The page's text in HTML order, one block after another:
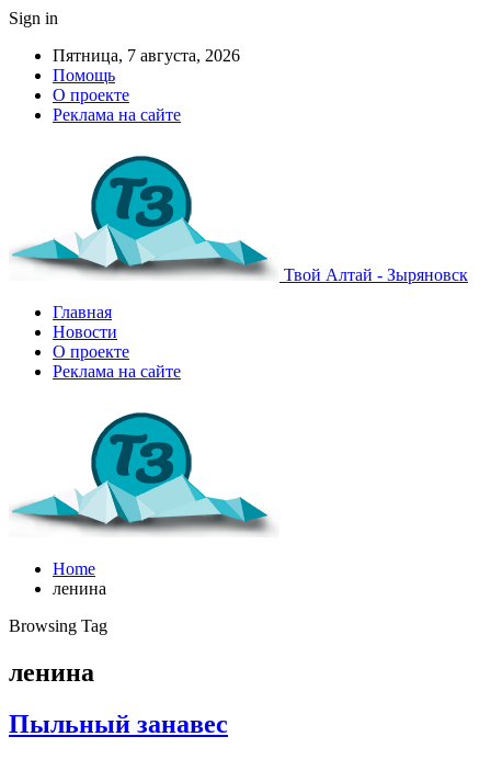
Sign in
Пятница, 7 августа, 2026
Помощь
О проекте
Реклама на сайте
Твой Алтай - Зыряновск
Главная
Новости
О проекте
Реклама на сайте
Home
ленина
Browsing Tag
ленина
Пыльный занавес